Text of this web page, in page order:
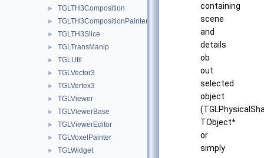
► TGLTH3Composition
► TGLTH3CompositionPainter
► TGLTH3Slice
► TGLTransManip
► TGLUtil
► TGLVector3
► TGLVertex3
► TGLViewer
► TGLViewerBase
► TGLViewerEditor
► TGLVoxelPainter
► TGLWidget
containing
scene
and
details
ob
out
selected
object
TObject*
or
simply